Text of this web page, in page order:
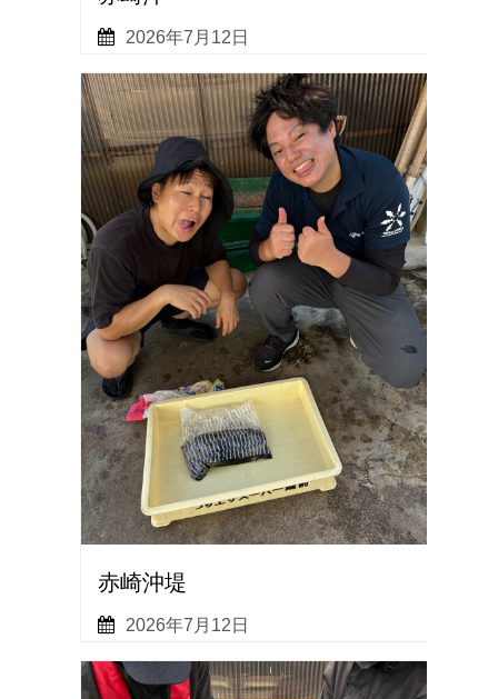
2026年7月12日
赤崎沖堤
2026年7月12日